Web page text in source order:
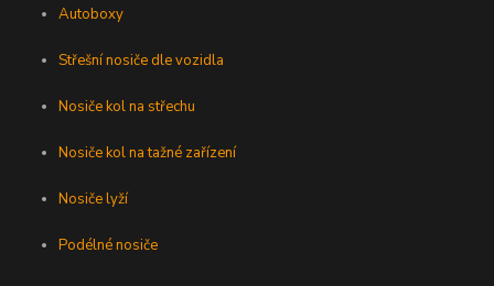
Autoboxy
Střešní nosiče dle vozidla
Nosiče kol na střechu
Nosiče kol na tažné zařízení
Nosiče lyží
Podélné nosiče